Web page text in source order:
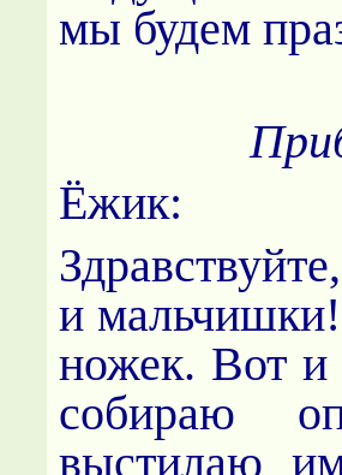
мы будем
Ёжик:
и
ножек. Вот
собираю
выстилаю